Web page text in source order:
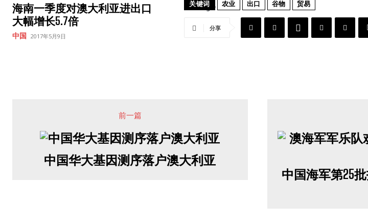
海南一季度对澳大利亚进出口
大幅增长5.7倍
中国 2017年5月9日
关键词 农业 出口 谷物 贸易
分享
前一篇
中国华大基因测序落户澳大利亚
中国海军第25